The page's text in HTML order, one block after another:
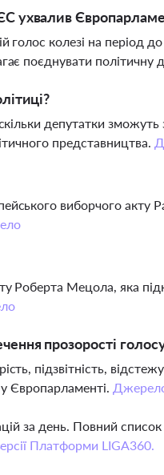
ухвалив
колезі на період
поєднувати політичну
депутатки зможуть
представництва.
виборчого
Роберта Мецола, яка
прозорості
підзвітність,
Європарламенті.
за день. Повний
Платформи LIGA360.